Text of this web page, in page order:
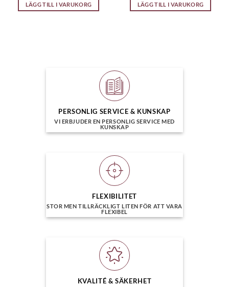
LÄGG TILL I VARUKORG LÄGG TILL I VARUKORG
PERSONLIG SERVICE & KUNSKAP
VI ERBJUDER EN PERSONLIG SERVICE MED
KUNSKAP
FLEXIBILITET
STOR MEN TILLRÄCKLIGT LITEN FÖR ATT VARA
FLEXIBEL
KVALITÉ & SÄKERHET